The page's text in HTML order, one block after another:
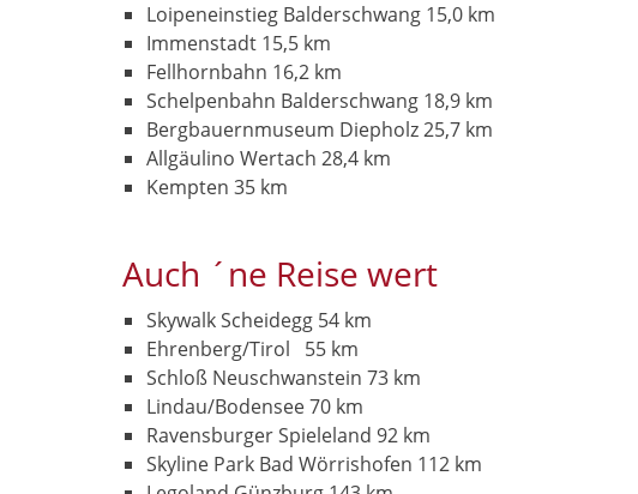
Loipeneinstieg Balderschwang 15,0 km
Immenstadt 15,5 km
Fellhornbahn 16,2 km
Schelpenbahn Balderschwang 18,9 km
Bergbauernmuseum Diepholz 25,7 km
Allgäulino Wertach 28,4 km
Kempten 35 km
Auch ´ne Reise wert
Skywalk Scheidegg 54 km
Ehrenberg/Tirol 55 km
Schloß Neuschwanstein 73 km
Lindau/Bodensee 70 km
Ravensburger Spieleland 92 km
Skyline Park Bad Wörrishofen 112 km